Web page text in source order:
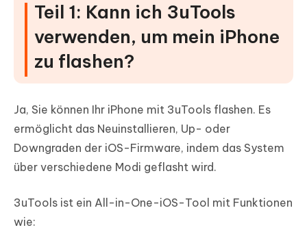
Teil 1: Kann ich 3uTools
verwenden, um mein iPhone
zu flashen?
Ja, Sie können Ihr iPhone mit 3uTools flashen. Es
ermöglicht das Neuinstallieren, Up- oder
Downgraden der iOS-Firmware, indem das System
über verschiedene Modi geflasht wird.
3uTools ist ein All-in-One-iOS-Tool mit Funktionen
wie: